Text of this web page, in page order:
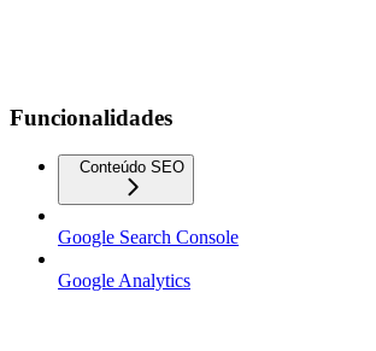
Funcionalidades
Conteúdo SEO
Google Search Console
Google Analytics